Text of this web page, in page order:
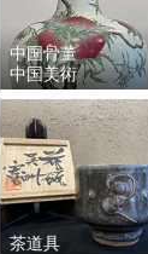
中国骨董
中国美術
茶道具